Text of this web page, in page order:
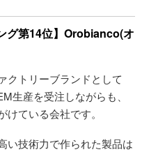
グ第14位】Orobianco(オ
クトリーブランドとして
生産を受注しながらも、
ている会社です。
い技術力で作られた製品は